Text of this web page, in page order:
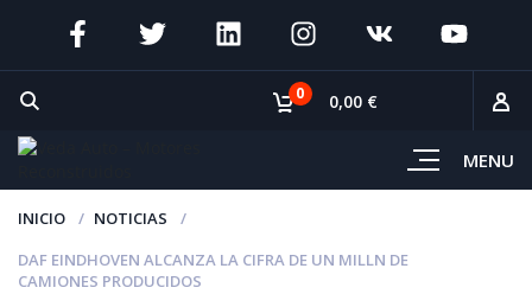
MENU
0 0,00 €
INICIO
NOTICIAS
DAF EINDHOVEN ALCANZA LA CIFRA DE UN MILLN DE
CAMIONES PRODUCIDOS